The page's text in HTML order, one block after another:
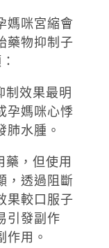
媽咪宮縮會
藥物抑制子
制效果最明
孕媽咪心悸
肺水腫。
藥，但使用
，透過阻斷
果較口服子
引發副作
作用。